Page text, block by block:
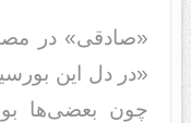
«صادقی» در
«در دل این
چون بعضی‌ها